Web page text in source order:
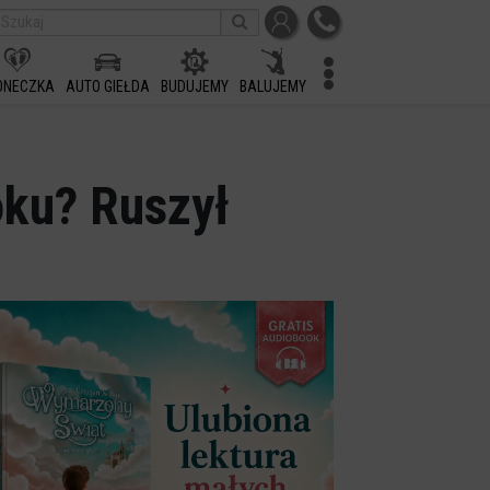
AUTO GIEŁDA BUDUJEMY BALUJEMY
Ruszył